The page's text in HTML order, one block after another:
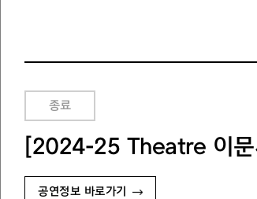
종료
[2024-25 Theatre 이
공연정보 바로가기